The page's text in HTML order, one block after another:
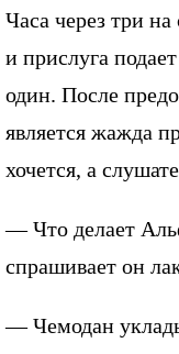
Часа через три на
и прислуга
один. После
является жажда
хочется, а
— Что делает
спрашивает он
— Чемодан